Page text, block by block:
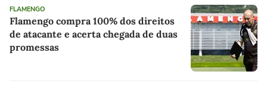
FLAMENGO
Flamengo compra 100% dos direitos
de atacante e acerta chegada de duas
promessas